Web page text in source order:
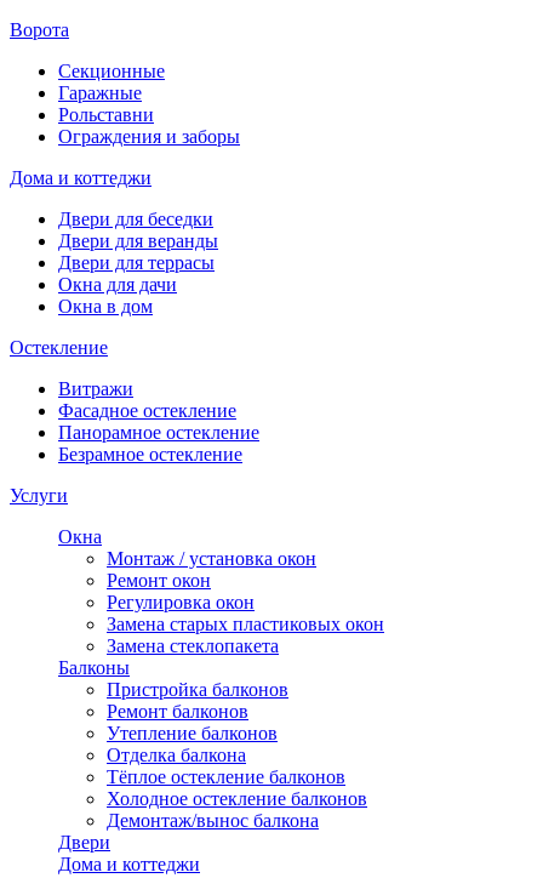
Ворота
Секционные
Гаражные
Рольставни
Ограждения и заборы
Дома и коттеджи
Двери для беседки
Двери для веранды
Двери для террасы
Окна для дачи
Окна в дом
Остекление
Витражи
Фасадное остекление
Панорамное остекление
Безрамное остекление
Услуги
Окна
Монтаж / установка окон
Ремонт окон
Регулировка окон
Замена старых пластиковых окон
Замена стеклопакета
Балконы
Пристройка балконов
Ремонт балконов
Утепление балконов
Отделка балкона
Тёплое остекление балконов
Холодное остекление балконов
Демонтаж/вынос балкона
Двери
Дома и коттеджи